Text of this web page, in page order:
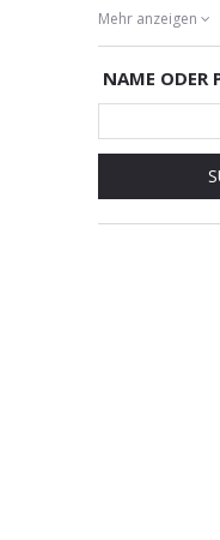
Mehr anzeigen
NAME ODER